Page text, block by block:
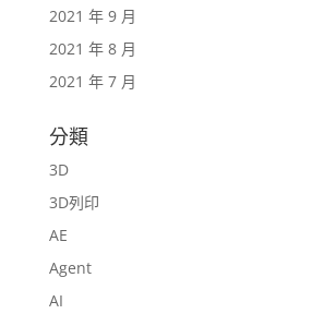
2021 年 9 月
2021 年 8 月
2021 年 7 月
分類
3D
3D列印
AE
Agent
AI